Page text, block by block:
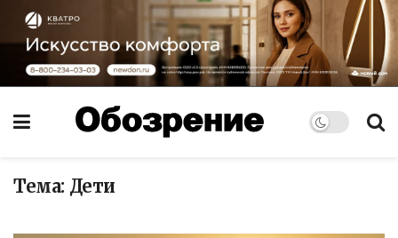
Тема: Дети